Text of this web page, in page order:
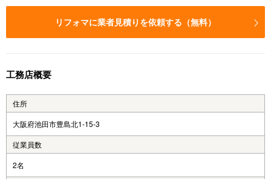
リフォマに業者見積りを依頼する（無料）
工務店概要
住所
大阪府池田市豊島北1-15-3
従業員数
2名